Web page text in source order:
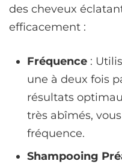
des cheveux
efficacement :
Fréquence :
une à deux fois
résultats
très abîmés,
fréquence.
Shampooing